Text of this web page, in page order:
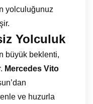
yolculuğunuz
Yolculuk
büyük beklenti,
Mercedes Vito
ve huzurla